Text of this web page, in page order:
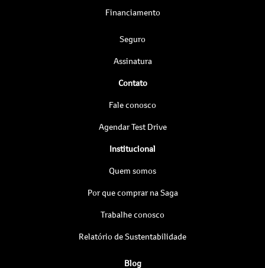
Financiamento
Seguro
Assinatura
Contato
Fale conosco
Agendar Test Drive
Institucional
Quem somos
Por que comprar na Saga
Trabalhe conosco
Relatório de Sustentabilidade
Blog